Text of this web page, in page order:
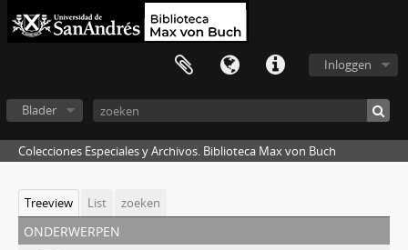
Inloggen
Blader
Colecciones Especiales y Archivos. Biblioteca Max von Buch
Treeview List zoeken
onderwerpen